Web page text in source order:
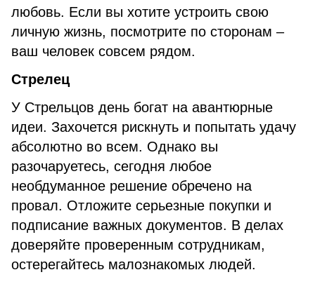
любовь. Если вы хотите устроить свою
личную жизнь, посмотрите по сторонам –
ваш человек совсем рядом.
Стрелец
У Стрельцов день богат на авантюрные
идеи. Захочется рискнуть и попытать удачу
абсолютно во всем. Однако вы
разочаруетесь, сегодня любое
необдуманное решение обречено на
провал. Отложите серьезные покупки и
подписание важных документов. В делах
доверяйте проверенным сотрудникам,
остерегайтесь малознакомых людей.